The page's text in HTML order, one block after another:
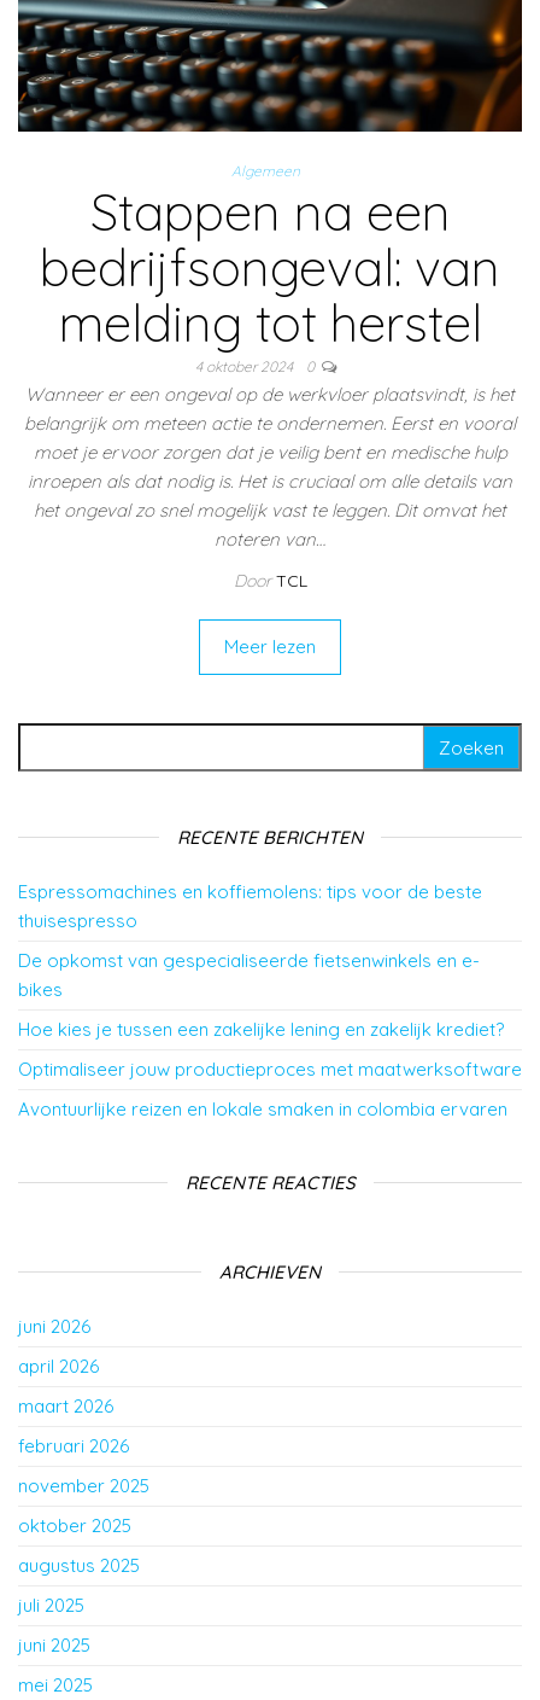
Algemeen
Stappen na een
bedrijfsongeval: van
melding tot herstel
4 oktober 2024 0
Wanneer er een ongeval op de werkvloer plaatsvindt, is het
belangrijk om meteen actie te ondernemen. Eerst en vooral
moet je ervoor zorgen dat je veilig bent en medische hulp
inroepen als dat nodig is. Het is cruciaal om alle details van
het ongeval zo snel mogelijk vast te leggen. Dit omvat het
noteren van…
Door TCL
Meer lezen
RECENTE BERICHTEN
Espressomachines en koffiemolens: tips voor de beste
thuisespresso
De opkomst van gespecialiseerde fietsenwinkels en e-
bikes
Hoe kies je tussen een zakelijke lening en zakelijk krediet?
Optimaliseer jouw productieproces met maatwerksoftware
Avontuurlijke reizen en lokale smaken in colombia ervaren
RECENTE REACTIES
ARCHIEVEN
juni 2026
april 2026
maart 2026
februari 2026
november 2025
oktober 2025
augustus 2025
juli 2025
juni 2025
mei 2025